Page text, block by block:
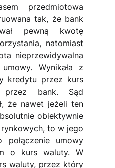
przedmiotowa
tak, że bank
pewną kwotę
natomiast
nieprzewidywalna
Wynikała z
kredytu przez kurs
przez bank. Sąd
że nawet jeżeli ten
obiektywnie
to w jego
umowy
o kurs waluty. W
waluty, przez który